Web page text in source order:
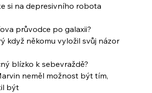
si na depresivního robota
průvodce po galaxii?
když někomu vyložil svůj názor
blízko k sebevraždě?
neměl možnost být tím,
být